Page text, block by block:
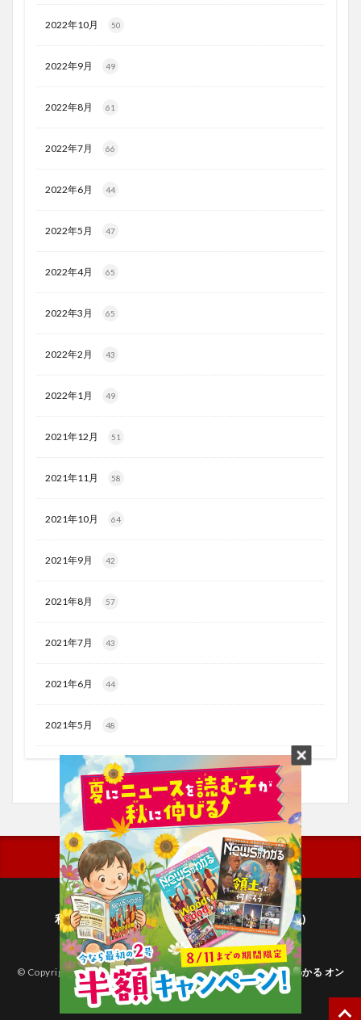
2022年10月 50
2022年9月 49
2022年8月 61
2022年7月 66
2022年6月 44
2022年5月 47
2022年4月 65
2022年3月 65
2022年2月 43
2022年1月 49
2021年12月 51
2021年11月 58
2021年10月 64
2021年9月 42
2021年8月 57
2021年7月 43
2021年6月 44
2021年5月 48
利用規約
プライバシーポリシー(毎日新聞出版)
個人情報について(毎日新聞社)
© Copyright 2026子どものためのニュース雑誌「ニュースがわかる オン
ライン」.